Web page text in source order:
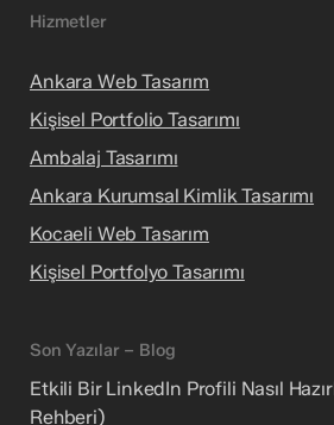
Hizmetler
Ankara Web Tasarım
Kişisel Portfolio Tasarımı
Ambalaj Tasarımı
Ankara Kurumsal Kimlik Tasarımı
Kocaeli Web Tasarım
Kişisel Portfolyo Tasarımı
Son Yazılar – Blog
Etkili Bir LinkedIn Profili Nasıl
Rehberi)